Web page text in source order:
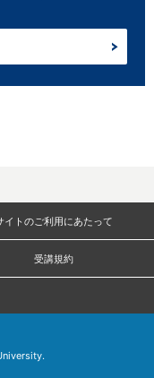
イトのご利用にあたって
受講規約